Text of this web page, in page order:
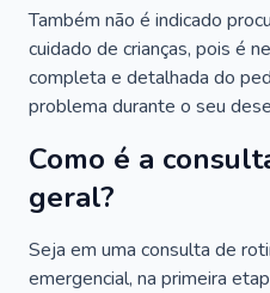
Também não é indicado
cuidado de crianças, pois é
completa e detalhada do
problema durante o seu
Como é a
geral?
Seja em uma consulta de
emergencial, na primeira